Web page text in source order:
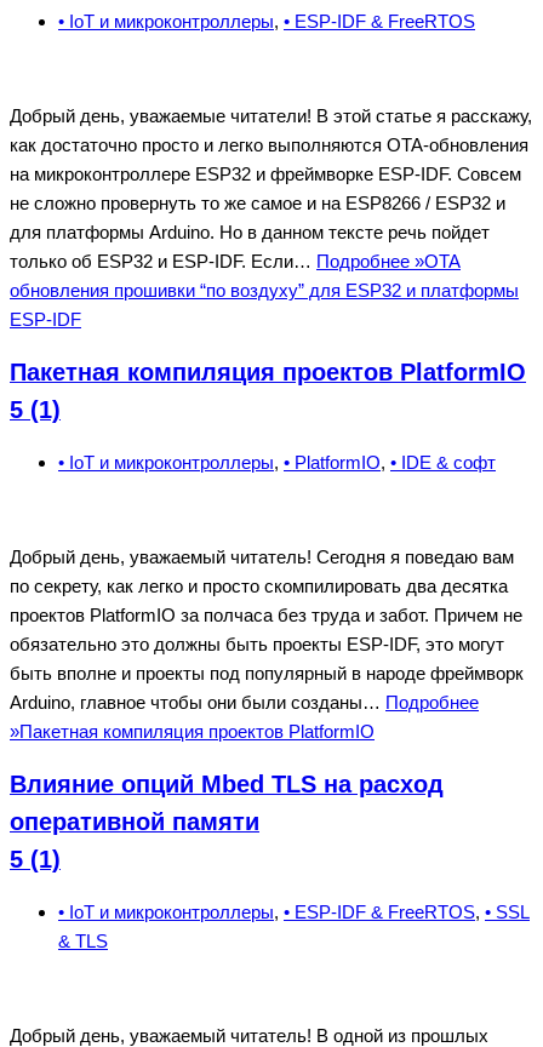
• IoT и микроконтроллеры, • ESP-IDF & FreeRTOS
Добрый день, уважаемые читатели! В этой статье я расскажу,
как достаточно просто и легко выполняются OTA-обновления
на микроконтроллере ESP32 и фреймворке ESP-IDF. Совсем
не сложно провернуть то же самое и на ESP8266 / ESP32 и
для платформы Arduino. Но в данном тексте речь пойдет
только об ESP32 и ESP-IDF. Если… Подробнее »OTA
обновления прошивки “по воздуху” для ESP32 и платформы
ESP-IDF
Пакетная компиляция проектов PlatformIO
5 (1)
• IoT и микроконтроллеры, • PlatformIO, • IDE & cофт
Добрый день, уважаемый читатель! Сегодня я поведаю вам
по секрету, как легко и просто скомпилировать два десятка
проектов PlatformIO за полчаса без труда и забот. Причем не
обязательно это должны быть проекты ESP-IDF, это могут
быть вполне и проекты под популярный в народе фреймворк
Arduino, главное чтобы они были созданы… Подробнее
»Пакетная компиляция проектов PlatformIO
Влияние опций Mbed TLS на расход
оперативной памяти
5 (1)
• IoT и микроконтроллеры, • ESP-IDF & FreeRTOS, • SSL
& TLS
Добрый день, уважаемый читатель! В одной из прошлых